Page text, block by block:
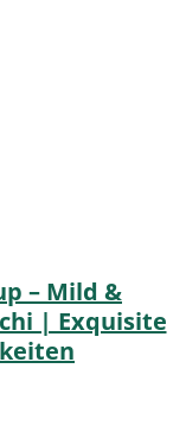
– Mild &
| Exquisite